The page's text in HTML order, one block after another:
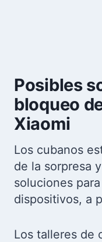
Posibles
bloqueo
Xiaomi
Los cubanos
de la sorpresa
soluciones
dispositivos, a
Los talleres de